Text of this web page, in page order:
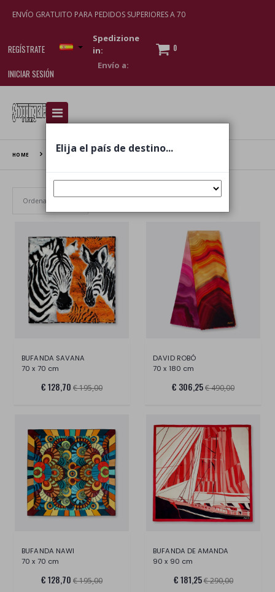
ENVÍO GRATUITO PARA PEDIDOS SUPERIORES A 70
REGÍSTRATE
INICIAR SESIÓN
Spedizione
in:
0
I am doing used car sales, in order to show my
various brand-name watches, which of course are
HOME AMAI
BUFANDA SAVANA
70 x 70 cm
€ 128,70 € 195,00
DAVID ROBÓ
70 x 180 cm
€ 306,25€ 490,00
BUFANDA NAWI
70 x 70 cm
€ 128,70 € 195,00
BUFANDA DE AMANDA
90 x 90 cm
€ 181,25€ 290,00
Elija el país de destino...